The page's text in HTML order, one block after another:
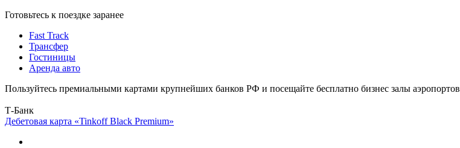
Готовьтесь к поездке заранее
Fast Track
Трансфер
Гостиницы
Аренда авто
Пользуйтесь премиальными картами крупнейших банков РФ и посещайте бесплатно бизнес залы аэропортов
Т-Банк
Дебетовая карта «Tinkoff Black Premium»